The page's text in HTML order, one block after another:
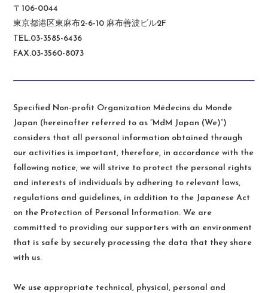
〒106-0044
東京都港区東麻布2-6-10 麻布善波ビル2F
TEL.03-3585-6436
FAX.03-3560-8073
Specified Non-profit Organization Médecins du Monde
Japan (hereinafter referred to as “MdM Japan (We)”)
considers that all personal information obtained through
our activities is important, therefore, in accordance with the
following notice, we will strive to protect the personal rights
and interests of individuals by adhering to relevant laws,
regulations and guidelines, in addition to the Japanese Act
on the Protection of Personal Information. We are
committed to providing our supporters with an environment
that is safe by securely processing the data that they share
with us.
We use appropriate technical, physical, personal and